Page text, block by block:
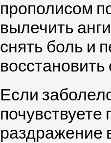
прополисом
вылечить
снять боль и
Если
раздражение